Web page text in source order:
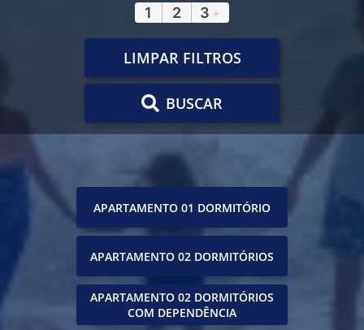
1 2 3 +
LIMPAR FILTROS
BUSCAR
APARTAMENTO 01 DORMITÓRIO
APARTAMENTO 02 DORMITÓRIOS
APARTAMENTO 02 DORMITÓRIOS
COM DEPENDÊNCIA